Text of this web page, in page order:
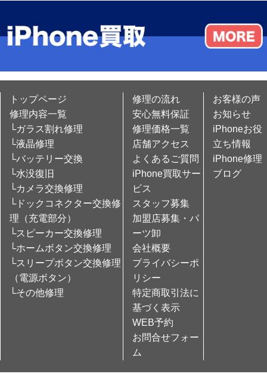
トップページ
修理内容一覧
└ガラス割れ修理
└液晶修理
└バッテリー交換
└水没復旧
└カメラ交換修理
└ドックコネクター交換修
理（充電部分）
└スピーカー交換修理
└ホームボタン交換修理
└スリープボタン交換修理
（電源ボタン）
└その他修理
修理の流れ
安心無料保証
修理価格一覧
店舗アクセス
よくあるご質問
iPhone買取サー
ビス
スタッフ募集
加盟店募集・パ
ーツ卸
会社概要
プライバシーポ
リシー
特定商取引法に
基づく表示
WEB予約
お問合せフォー
ム
お客様の声
お知らせ
iPhoneお役
立ち情報
iPhone修理
ブログ